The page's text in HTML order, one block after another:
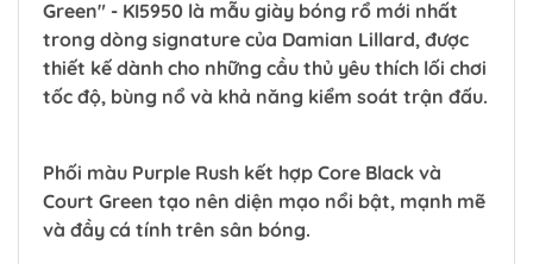
Green" - KI5950 là mẫu giày bóng rổ mới nhất
trong dòng signature của Damian Lillard, được
thiết kế dành cho những cầu thủ yêu thích lối chơi
tốc độ, bùng nổ và khả năng kiểm soát trận đấu.
Phối màu Purple Rush kết hợp Core Black và
Court Green tạo nên diện mạo nổi bật, mạnh mẽ
và đầy cá tính trên sân bóng.